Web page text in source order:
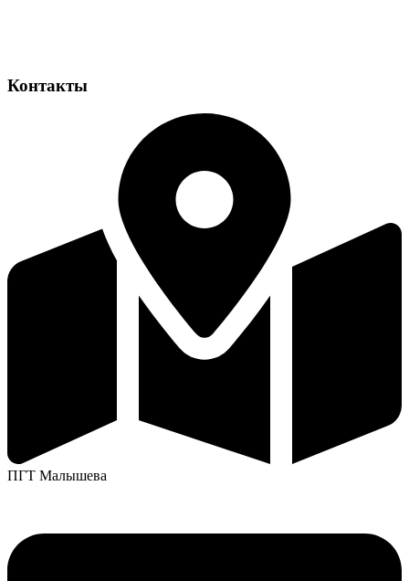
Контакты
ПГТ Малышева